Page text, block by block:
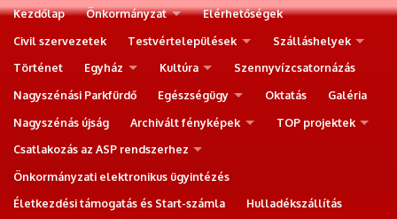
Kezdőlap Önkormányzat
Elérhetőségek
Civil szervezetek
Testvértelepülések
Szálláshelyek
Történet
Egyház Kultúra
Szennyvízcsatornázás
Nagyszénási Parkfürdő
Egészségügy Oktatás
Galéria
Nagyszénás újság
Archivált fényképek
TOP projektek
Csatlakozás az ASP rendszerhez
Önkormányzati elektronikus ügyintézés
Életkezdési támogatás és Start-számla
Hulladékszállítás